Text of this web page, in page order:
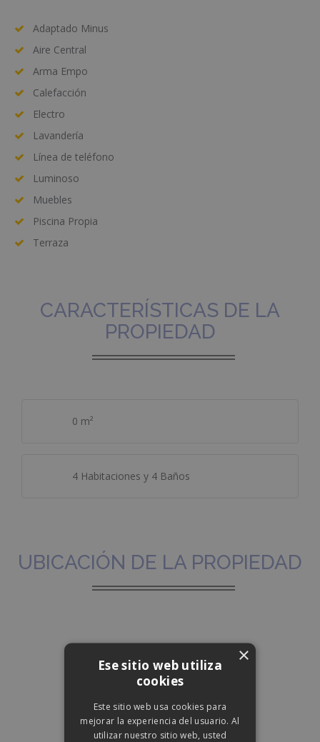
Adaptado Minus
Aire Central
Arma Empo
Calefacción
Electro
Lavandería
Línea de teléfono
Luminoso
Muebles
Piscina Propia
Terraza
CARACTERÍSTICAS DE LA
PROPIEDAD
0 m²
4 Habitaciones y 4 Baños
UBICACIÓN DE LA PROPIEDAD
×
Ese sitio web utiliza
cookies
Este sitio web usa cookies para
mejorar la experiencia del usuario. Al
utilizar nuestro sitio web, usted